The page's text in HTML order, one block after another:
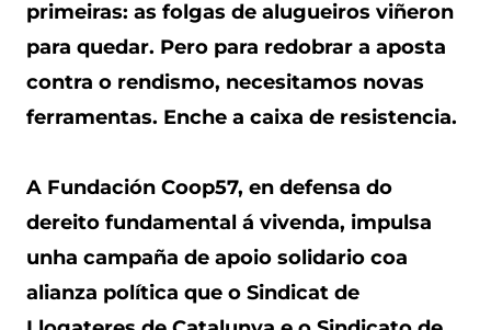
primeiras: as folgas de alugueiros viñeron
para quedar. Pero para redobrar a aposta
contra o rendismo, necesitamos novas
ferramentas. Enche a caixa de resistencia.
A Fundación Coop57, en defensa do
dereito fundamental á vivenda, impulsa
unha campaña de apoio solidario coa
alianza política que o Sindicat de